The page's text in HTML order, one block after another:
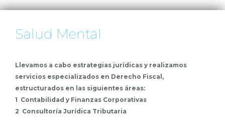
Salud Mental
Llevamos a cabo estrategias jurídicas y realizamos
servicios especializados en Derecho Fiscal,
estructurados en las siguientes áreas:
1 Contabilidad y Finanzas Corporativas
2 Consultoría Jurídica Tributaria